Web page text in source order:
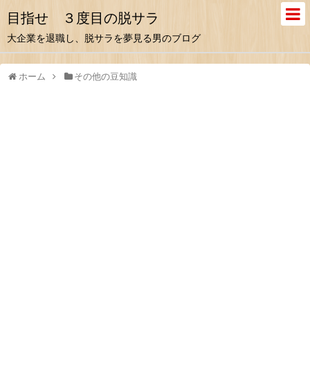
目指せ ３度目の脱サラ
大企業を退職し、脱サラを夢見る男のブログ
ホーム その他の豆知識